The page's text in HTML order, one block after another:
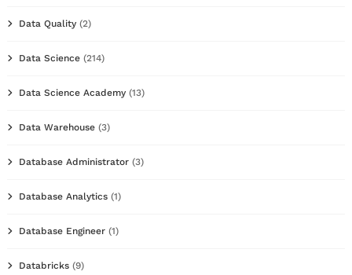
Data Quality (2)
Data Science (214)
Data Science Academy (13)
Data Warehouse (3)
Database Administrator (3)
Database Analytics (1)
Database Engineer (1)
Databricks (9)